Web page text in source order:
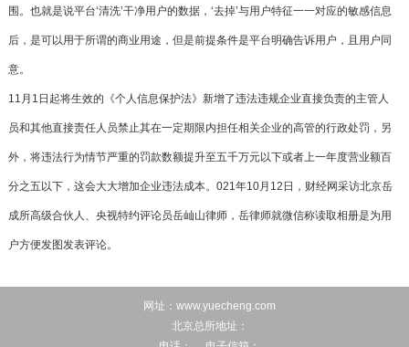
围。也就是说平台‘清洗’干净用户的数据，‘去掉’与用户特征一一对应的敏感信息
后，是可以用于所谓的商业用途，但是前提条件是平台明确告诉用户，且用户同
意。
11月1日起将生效的《个人信息保护法》新增了违法违规企业直接负责的主管人
员和其他直接责任人员禁止其在一定期限内担任相关企业的高管的行政处罚，另
外，将违法行为情节严重的罚款数额提升至五千万元以下或者上一年度营业额百
分之五以下，这会大大增加企业违法成本。021年10月12日，财经网采访北京岳
成所高级合伙人、央视特约评论员岳屾山律师，岳律师就微信称读取相册是为用
户方便发图发表评论。
网址：www.yuecheng.com
北京总所地址：